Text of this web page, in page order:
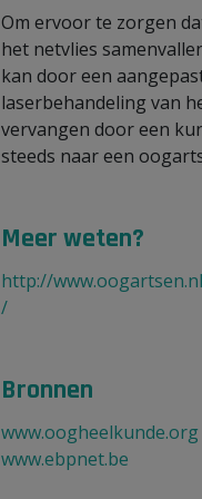
Om ervoor te zorgen
het netvlies
kan door een
laserbehandeling van
vervangen door een
steeds naar een
Meer weten?
http://
/
Bronnen
www.oogheelkunde.org
www.ebpnet.be